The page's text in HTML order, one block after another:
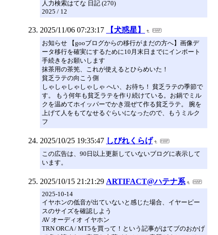
人力検索はてな 日記 (270)
2025 / 12
2025/11/06 07:23:17 【犬惑星】
お知らせ 【gooブログからの移行がまだの方へ】画像デ
ータ移行を確実にするために10月末日までにインポート
手続きをお願いします
抹茶用の茶筅、これが使えるとひらめいた！
貧乏ラテの向こう側
しゃしゃしゃしゃしゃ へい、お待ち！ 貧乏ラテの季節で
す。 もう何年も貧乏ラテを作り続けている。お鍋でミル
クを温めてホイッパーでかき混ぜて作る貧乏ラテ。 腕を
上げて人をもてなせるぐらいになったので、もうミルク
フ
2025/10/25 19:35:47 しびれくらげ
この広告は、90日以上更新していないブログに表示して
います。
2025/10/15 21:21:29 ARTIFACT@ハテナ系
2025-10-14
イヤホンの低音が出ていないと感じた場合、イヤーピー
スのサイズを確認しよう
AV オーディオ イヤホン
TRN ORCA / MT5を買って！という記事がはてブのおかげ